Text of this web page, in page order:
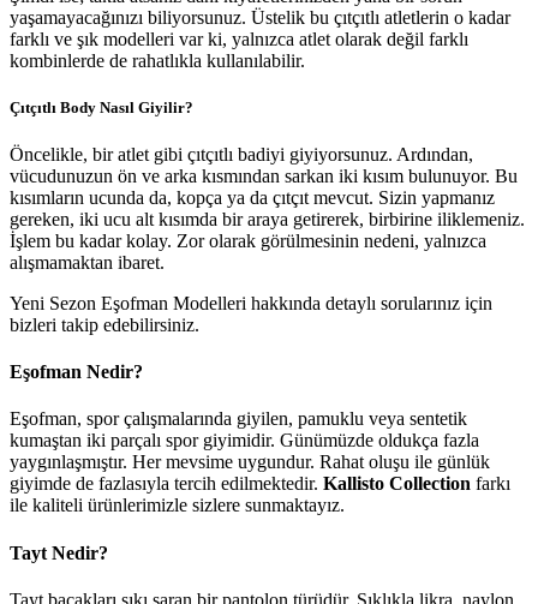
yaşamayacağınızı biliyorsunuz. Üstelik bu çıtçıtlı atletlerin o kadar
farklı ve şık modelleri var ki, yalnızca atlet olarak değil farklı
kombinlerde de rahatlıkla kullanılabilir.
Çıtçıtlı Body Nasıl Giyilir?
Öncelikle, bir atlet gibi çıtçıtlı badiyi giyiyorsunuz. Ardından,
vücudunuzun ön ve arka kısmından sarkan iki kısım bulunuyor. Bu
kısımların ucunda da, kopça ya da çıtçıt mevcut. Sizin yapmanız
gereken, iki ucu alt kısımda bir araya getirerek, birbirine iliklemeniz.
İşlem bu kadar kolay. Zor olarak görülmesinin nedeni, yalnızca
alışmamaktan ibaret.
Yeni Sezon Eşofman Modelleri hakkında detaylı sorularınız için
bizleri takip edebilirsiniz.
Eşofman Nedir?
Eşofman, spor çalışmalarında giyilen, pamuklu veya sentetik
kumaştan iki parçalı spor giyimidir. Günümüzde oldukça fazla
yaygınlaşmıştır. Her mevsime uygundur. Rahat oluşu ile günlük
giyimde de fazlasıyla tercih edilmektedir. Kallisto Collection farkı
ile kaliteli ürünlerimizle sizlere sunmaktayız.
Tayt Nedir?
Tayt bacakları sıkı saran bir pantolon türüdür. Sıklıkla likra, naylon,